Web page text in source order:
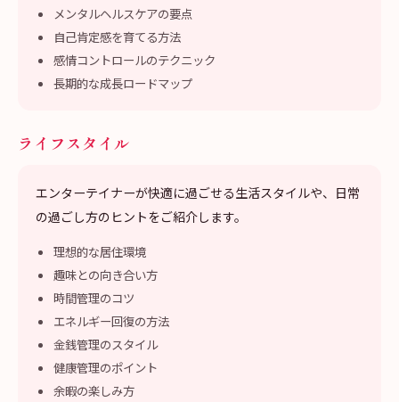
メンタルヘルスケアの要点
自己肯定感を育てる方法
感情コントロールのテクニック
長期的な成長ロードマップ
ライフスタイル
エンターテイナーが快適に過ごせる生活スタイルや、日常
の過ごし方のヒントをご紹介します。
理想的な居住環境
趣味との向き合い方
時間管理のコツ
エネルギー回復の方法
金銭管理のスタイル
健康管理のポイント
余暇の楽しみ方